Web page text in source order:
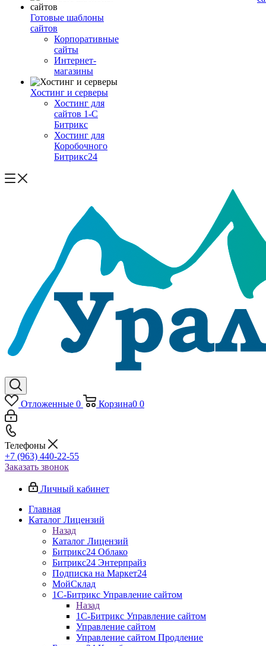
Готовые шаблоны
сайтов
Корпоративные
сайты
Интернет-
магазины
Хостинг и серверы
Хостинг для
сайтов 1-C
Битрикс
Хостинг для
Коробочного
Битрикс24
Отложенные 0 Корзина0 0
Телефоны
+7 (963) 440-22-55
Заказать звонок
Личный кабинет
Главная
Каталог Лицензий
Назад
Каталог Лицензий
Битрикс24 Облако
Битрикс24 Энтерпрайз
Подписка на Маркет24
МойСклад
1С-Битрикс Управление сайтом
Назад
1С-Битрикс Управление сайтом
Управление cайтом
Управление сайтом Продление